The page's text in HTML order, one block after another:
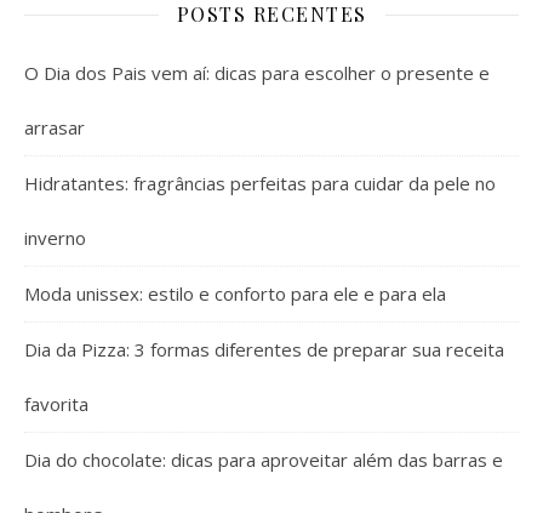
POSTS RECENTES
O Dia dos Pais vem aí: dicas para escolher o presente e
arrasar
Hidratantes: fragrâncias perfeitas para cuidar da pele no
inverno
Moda unissex: estilo e conforto para ele e para ela
Dia da Pizza: 3 formas diferentes de preparar sua receita
favorita
Dia do chocolate: dicas para aproveitar além das barras e